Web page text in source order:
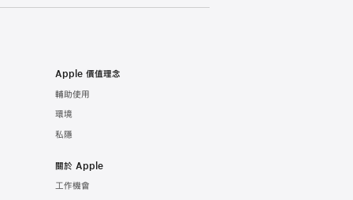
Apple 價值理念
輔助使用
環境
私隱
關於 Apple
工作機會